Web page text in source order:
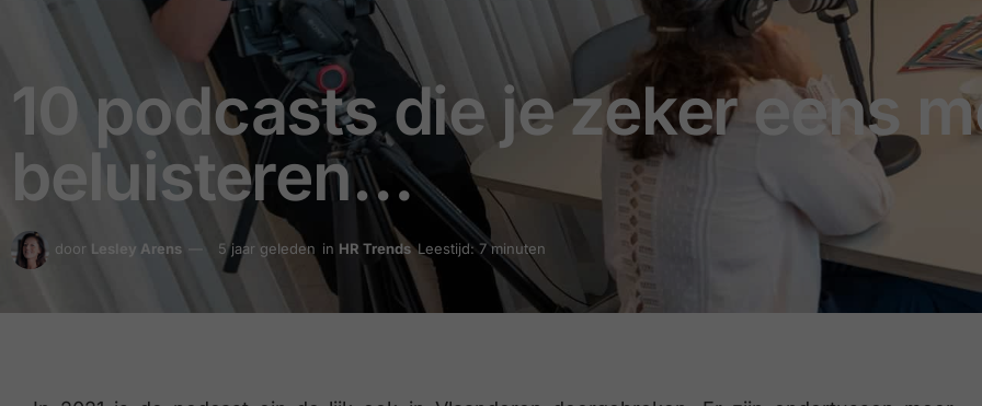
10 podcasts die je zeker eens
beluisteren…
door Lesley Arens 5 jaar geleden in HR Trends Leestijd: 7 minuten